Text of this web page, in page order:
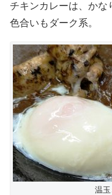
チキンカレーは、かな
色合いもダーク系。
温